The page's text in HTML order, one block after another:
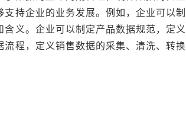
持企业的业务发展。例如，企业可以制
义。企业可以制定产品数据规范，定义
程，定义销售数据的采集、清洗、转换